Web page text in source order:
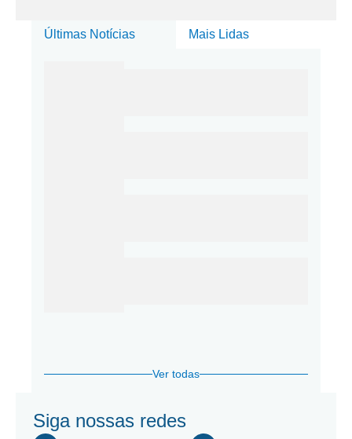
Últimas Notícias Mais Lidas
Ver todas
Siga nossas redes